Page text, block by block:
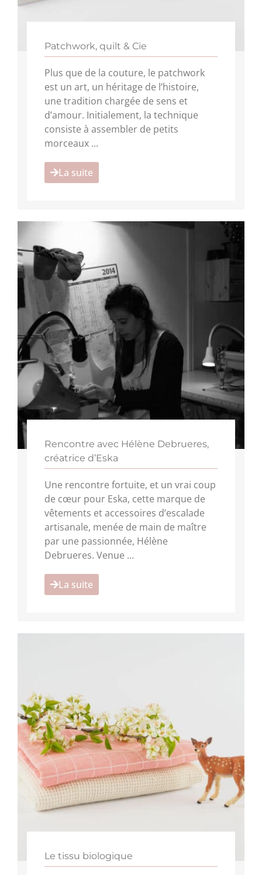
Patchwork, quilt & Cie
Plus que de la couture, le patchwork
est un art, un héritage de l’histoire,
une tradition chargée de sens et
d’amour. Initialement, la technique
consiste à assembler de petits
morceaux ...
La suite
Rencontre avec Hélène Debrueres,
créatrice d’Eska
Une rencontre fortuite, et un vrai coup
de cœur pour Eska, cette marque de
vêtements et accessoires d’escalade
artisanale, menée de main de maître
par une passionnée, Hélène
Debrueres. Venue ...
La suite
Le tissu biologique